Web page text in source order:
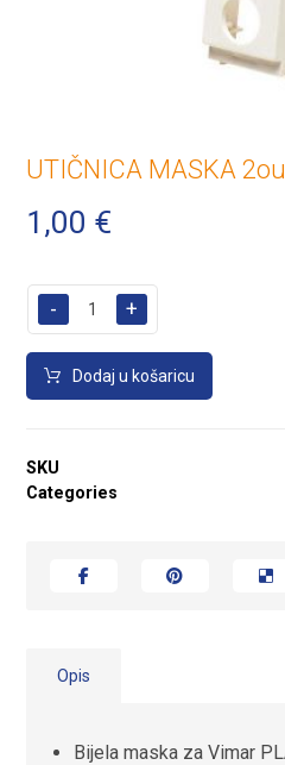
UTIČNICA MASKA
1,00 €
- +
Dodaj u košaricu
SKU
Categories
Opis
Bijela maska za Vimar